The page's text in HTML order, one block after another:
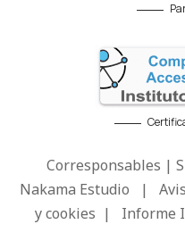
Corresponsables |
Nakama Estudio |
y cookies | Informe